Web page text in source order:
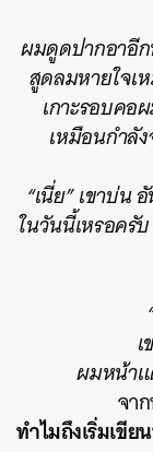
ผมดูดปากอาอี
สูดลมหายใจ
เกาะรอบคอ
เหมือนกำลั
“เนี่ย” เขาบ่น
ในวันนี้เหรอครั
ผมหน้า
จา
ทำไมถึงเริ่มเขี